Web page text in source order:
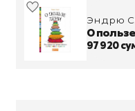
Эндрю
О
97 920